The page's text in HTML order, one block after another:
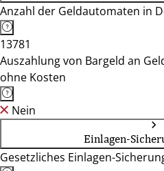
Anzahl der Geldautomaten in
13781
Auszahlung von Bargeld an
ohne Kosten
Nein
Einlagen-
Gesetzliches Einlagen-